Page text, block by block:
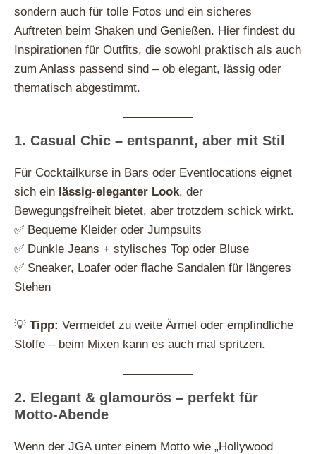
sondern auch für tolle Fotos und ein sicheres
Auftreten beim Shaken und Genießen. Hier findest du
Inspirationen für Outfits, die sowohl praktisch als auch
zum Anlass passend sind – ob elegant, lässig oder
thematisch abgestimmt.
1. Casual Chic – entspannt, aber mit Stil
Für Cocktailkurse in Bars oder Eventlocations eignet
sich ein lässig-eleganter Look, der
Bewegungsfreiheit bietet, aber trotzdem schick wirkt.
✅ Bequeme Kleider oder Jumpsuits
✅ Dunkle Jeans + stylisches Top oder Bluse
✅ Sneaker, Loafer oder flache Sandalen für längeres
Stehen
💡 Tipp: Vermeidet zu weite Ärmel oder empfindliche
Stoffe – beim Mixen kann es auch mal spritzen.
2. Elegant & glamourös – perfekt für
Motto-Abende
Wenn der JGA unter einem Motto wie „Hollywood